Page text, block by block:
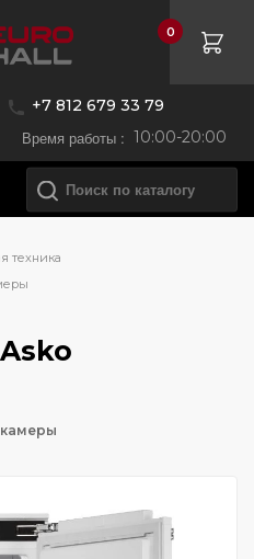
+7 812 679 33 79
Время работы : 10:00-20:00
0
техника